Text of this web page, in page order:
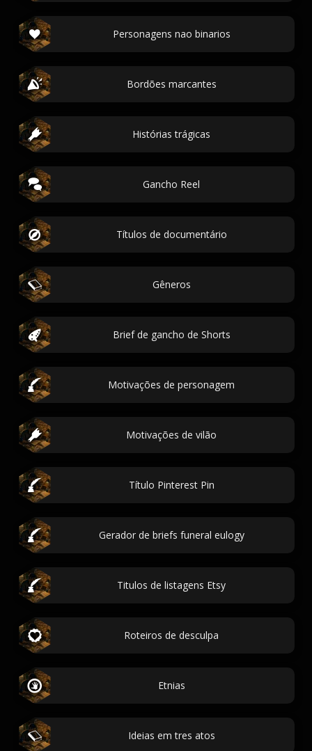
Personagens nao binarios
Bordões marcantes
Histórias trágicas
Gancho Reel
Títulos de documentário
Gêneros
Brief de gancho de Shorts
Motivações de personagem
Motivações de vilão
Título Pinterest Pin
Gerador de briefs funeral eulogy
Titulos de listagens Etsy
Roteiros de desculpa
Etnias
Ideias em tres atos